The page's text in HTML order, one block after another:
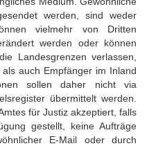
werden, sind weder
vielmehr von Dritten
werden oder können
Landesgrenzen verlassen,
auch Empfänger im Inland
sollen daher nicht via
übermittelt werden.
für Justiz akzeptiert, falls
gestellt, keine Aufträge
E-Mail oder durch